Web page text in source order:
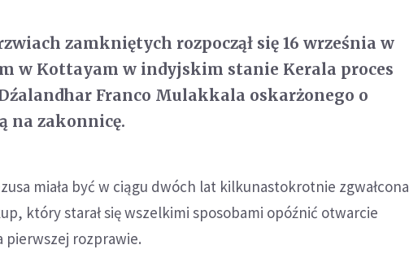
zamkniętych rozpoczął się 16 września w
w Kottayam w indyjskim stanie Kerala proces
Franco Mulakkala oskarżonego o
na zakonnicę.
miała być w ciągu dwóch lat kilkunastokrotnie zgwałcona
który starał się wszelkimi sposobami opóźnić otwarcie
pierwszej rozprawie.